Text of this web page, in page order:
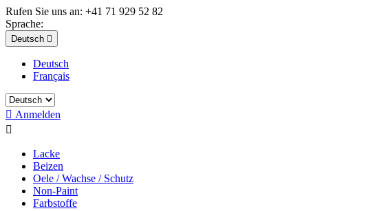
Rufen Sie uns an: +41 71 929 52 82
Sprache:
Deutsch 
Deutsch
Français
 Anmelden

Lacke
Beizen
Oele / Wachse / Schutz
Non-Paint
Farbstoffe